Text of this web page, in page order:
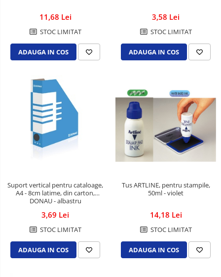
11,68 Lei
STOC LIMITAT
ADAUGA IN COS
3,58 Lei
STOC LIMITAT
ADAUGA IN COS
Suport vertical pentru cataloage,
A4 - 8cm latime, din carton,
DONAU - albastru
3,69 Lei
STOC LIMITAT
ADAUGA IN COS
Tus ARTLINE, pentru stampile,
50ml - violet
14,18 Lei
STOC LIMITAT
ADAUGA IN COS